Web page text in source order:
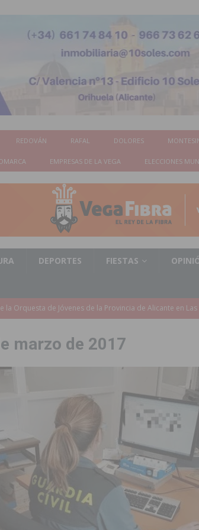
REDOVÁN RAFAL DOLORES
EMPRESAS DE LA VEGA ELECCIONES
DEPORTES FIESTAS
de las aceras del entorno del CEIP Pascual
CEIP nº 2 de Catral dentro del Plan Edificant
especializado en el robo de vehículos de alta gama
de 55 personas desempleadas a través de seis
e inundaciones por el estado de sus barrancos
la CV-95, clave para Torrevieja
TORREVIEJA
sus Fiestas 2026
marzo de 2017